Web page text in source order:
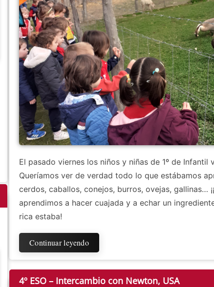
El pasado viernes los niños y niñas de 1º de Infantil
Queríamos ver de verdad todo lo que estábamos
cerdos, caballos, conejos, burros, ovejas, gallinas…
aprendimos a hacer cuajada y a echar un
rica estaba!
Continuar leyendo
4º ESO – Intercambio con Newton, USA